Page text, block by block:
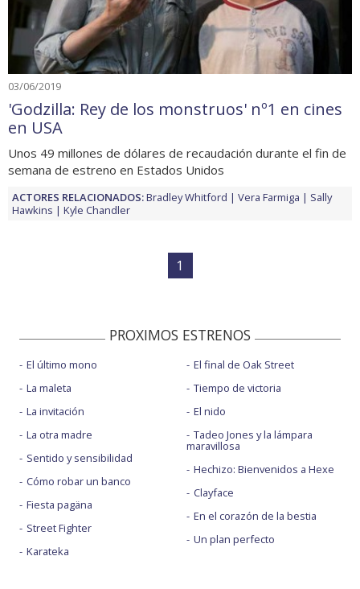
03/06/2019
'Godzilla: Rey de los monstruos' nº1 en cines
en USA
Unos 49 millones de dólares de recaudación durante el fin de
semana de estreno en Estados Unidos
ACTORES RELACIONADOS:Bradley Whitford Vera Farmiga
Sally
Hawkins
Kyle Chandler
1
PROXIMOS ESTRENOS
El último mono
La maleta
La invitación
La otra madre
Sentido y sensibilidad
Cómo robar un banco
Fiesta pagäna
Street Fighter
Karateka
El final de Oak Street
Tiempo de victoria
El nido
Tadeo Jones y la lámpara
maravillosa
Hechizo: Bienvenidos a Hexe
Clayface
En el corazón de la bestia
Un plan perfecto